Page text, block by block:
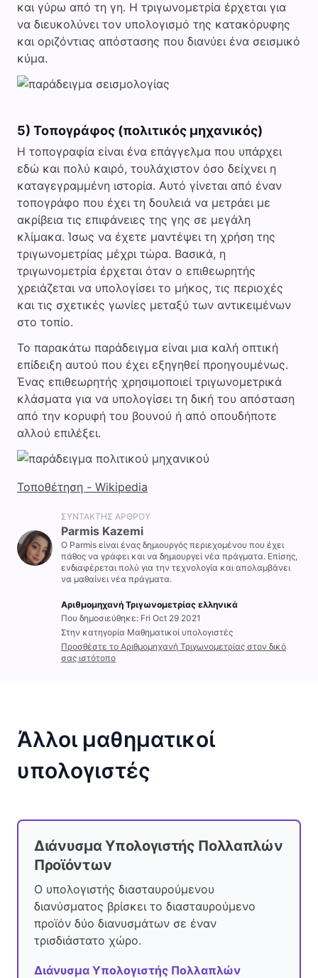
και γύρω από τη γη. Η τριγωνομετρία έρχεται για
να διευκολύνει τον υπολογισμό της κατακόρυφης
και οριζόντιας απόστασης που διανύει ένα σεισμικό
κύμα.
5) Τοπογράφος (πολιτικός μηχανικός)
Η τοπογραφία είναι ένα επάγγελμα που υπάρχει
εδώ και πολύ καιρό, τουλάχιστον όσο δείχνει η
καταγεγραμμένη ιστορία. Αυτό γίνεται από έναν
τοπογράφο που έχει τη δουλειά να μετράει με
ακρίβεια τις επιφάνειες της γης σε μεγάλη
κλίμακα. Ίσως να έχετε μαντέψει τη χρήση της
τριγωνομετρίας μέχρι τώρα. Βασικά, η
τριγωνομετρία έρχεται όταν ο επιθεωρητής
χρειάζεται να υπολογίσει το μήκος, τις περιοχές
και τις σχετικές γωνίες μεταξύ των αντικειμένων
στο τοπίο.
Το παρακάτω παράδειγμα είναι μια καλή οπτική
επίδειξη αυτού που έχει εξηγηθεί προηγουμένως.
Ένας επιθεωρητής χρησιμοποιεί τριγωνομετρικά
κλάσματα για να υπολογίσει τη δική του απόσταση
από την κορυφή του βουνού ή από οπουδήποτε
αλλού επιλέξει.
Τοποθέτηση - Wikipedia
ΣΥΝΤΆΚΤΗΣ ΆΡΘΡΟΥ
Parmis Kazemi
Ο Parmis είναι ένας δημιουργός περιεχομένου που έχει
πάθος να γράφει και να δημιουργεί νέα πράγματα. Επίσης,
ενδιαφέρεται πολύ για την τεχνολογία και απολαμβάνει
να μαθαίνει νέα πράγματα.
Αριθμομηχανή Τριγωνομετρίας ελληνικά
Που δημοσιεύθηκε: Fri Oct 29 2021
Στην κατηγορία Μαθηματικοί υπολογιστές
Προσθέστε το Αριθμομηχανή Τριγωνομετρίας στον δικό
σας ιστότοπο
Άλλοι μαθηματικοί
υπολογιστές
Διάνυσμα Υπολογιστής Πολλαπλών
Προϊόντων
Ο υπολογιστής διασταυρούμενου
διανύσματος βρίσκει το διασταυρούμενο
προϊόν δύο διανυσμάτων σε έναν
τρισδιάστατο χώρο.
Διάνυσμα Υπολογιστής Πολλαπλών